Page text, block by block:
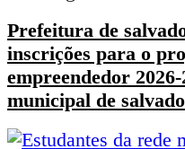
Prefeitura de
inscrições para o
empreendedor
municipal de